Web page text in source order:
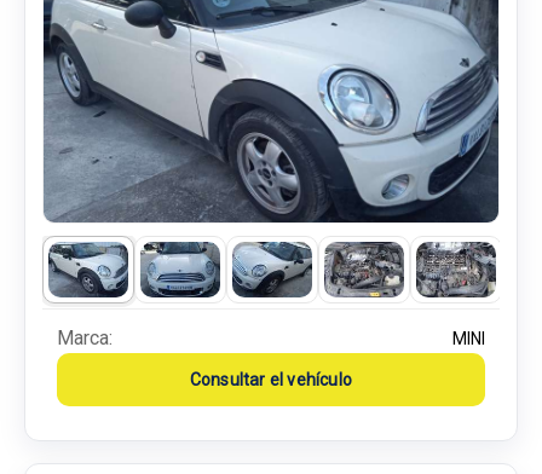
Marca: MINI
Consultar el vehículo